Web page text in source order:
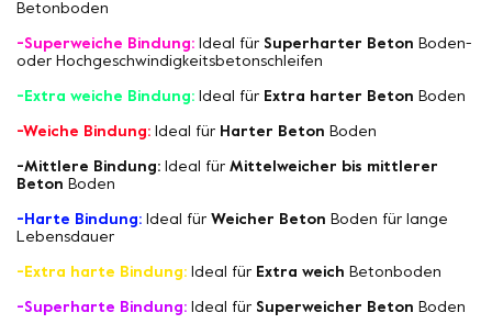
Betonboden
-Superweiche Bindung: Ideal für Superharter Beton Boden-
oder Hochgeschwindigkeitsbetonschleifen
-Extra weiche Bindung: Ideal für Extra harter Beton Boden
-Weiche Bindung: Ideal für Harter Beton Boden
-Mittlere Bindung: Ideal für Mittelweicher bis mittlerer
Beton Boden
-Harte Bindung: Ideal für Weicher Beton Boden für lange
Lebensdauer
-Extra harte Bindung: Ideal für Extra weich Betonboden
-Superharte Bindung: Ideal für Superweicher Beton Boden